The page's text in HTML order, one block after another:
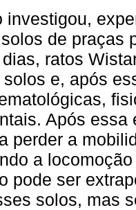
investigou,
de praças
ratos
e, após
Após
perder a
a
pode ser
solos, mas